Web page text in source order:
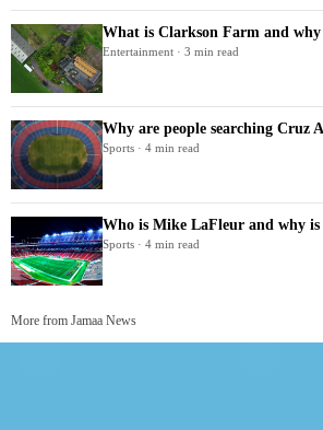
What is Clarkson Farm and
Entertainment · 3 min read
Why are people searching Cruz
Sports · 4 min read
Who is Mike LaFleur and why
Sports · 4 min read
More from Jamaa News